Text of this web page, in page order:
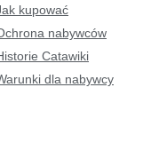
kupować
nabywców
Catawiki
dla nabywcy